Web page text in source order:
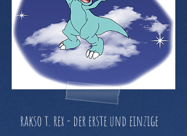
rakso t. rex - der erste und einzige